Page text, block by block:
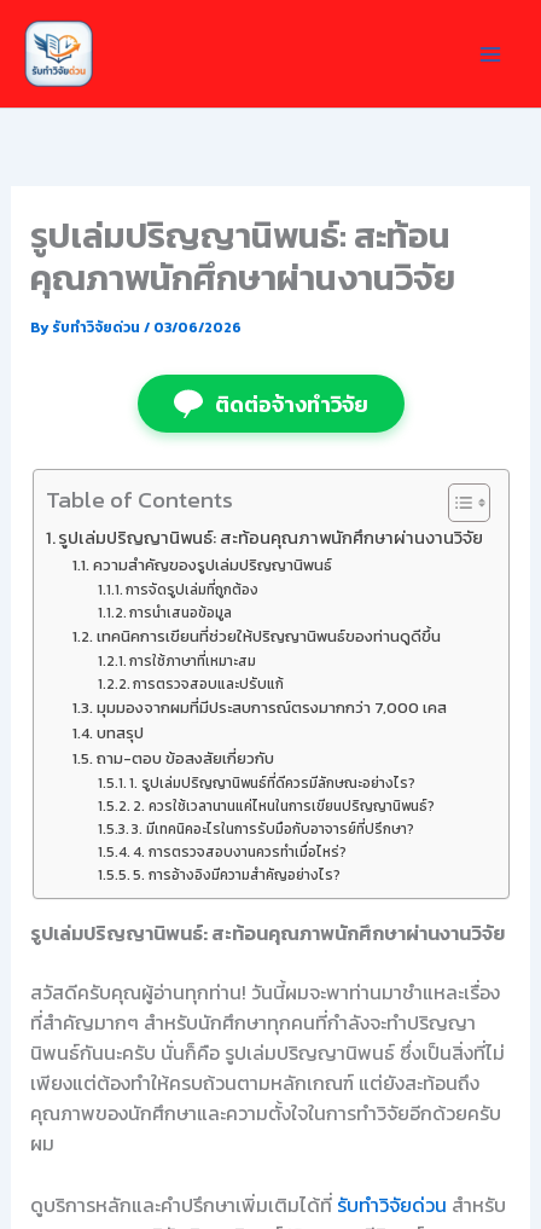
Skip
content
รูปเล่มปริญญานิพนธ์: สะท้อน
คุณภาพนักศึกษาผ่านงานวิจัย
Byรับทำวิจัยด่วน / 03/06/2026
ติดต่อจ้างทำวิจัย
Table of Contents
รูปเล่มปริญญานิพนธ์: สะท้อนคุณภาพนักศึกษาผ่านงานวิจัย
ความสำคัญของรูปเล่มปริญญานิพนธ์
การจัดรูปเล่มที่ถูกต้อง
การนำเสนอข้อมูล
เทคนิคการเขียนที่ช่วยให้ปริญญานิพนธ์ของท่านดูดีขึ้น
การใช้ภาษาที่เหมาะสม
การตรวจสอบและปรับแก้
มุมมองจากผมที่มีประสบการณ์ตรงมากกว่า 7,000 เคส
บทสรุป
ถาม-ตอบ ข้อสงสัยเกี่ยวกับ
1. รูปเล่มปริญญานิพนธ์ที่ดีควรมีลักษณะอย่างไร?
2. ควรใช้เวลานานแค่ไหนในการเขียนปริญญานิพนธ์?
3. มีเทคนิคอะไรในการรับมือกับอาจารย์ที่ปรึกษา?
4. การตรวจสอบงานควรทำเมื่อไหร่?
5. การอ้างอิงมีความสำคัญอย่างไร?
รูปเล่มปริญญานิพนธ์: สะท้อนคุณภาพนักศึกษาผ่านงานวิจัย
สวัสดีครับคุณผู้อ่านทุกท่าน! วันนี้ผมจะพาท่านมาชำแหละเรื่อง
ที่สำคัญมากๆ สำหรับนักศึกษาทุกคนที่กำลังจะทำปริญญา
นิพนธ์กันนะครับ นั่นก็คือ รูปเล่มปริญญานิพนธ์ ซึ่งเป็นสิ่งที่ไม่
เพียงแต่ต้องทำให้ครบถ้วนตามหลักเกณฑ์ แต่ยังสะท้อนถึง
คุณภาพของนักศึกษาและความตั้งใจในการทำวิจัยอีกด้วยครับ
ผม
ดูบริการหลักและคำปรึกษาเพิ่มเติมได้ที่ รับทำวิจัยด่วน สำหรับ